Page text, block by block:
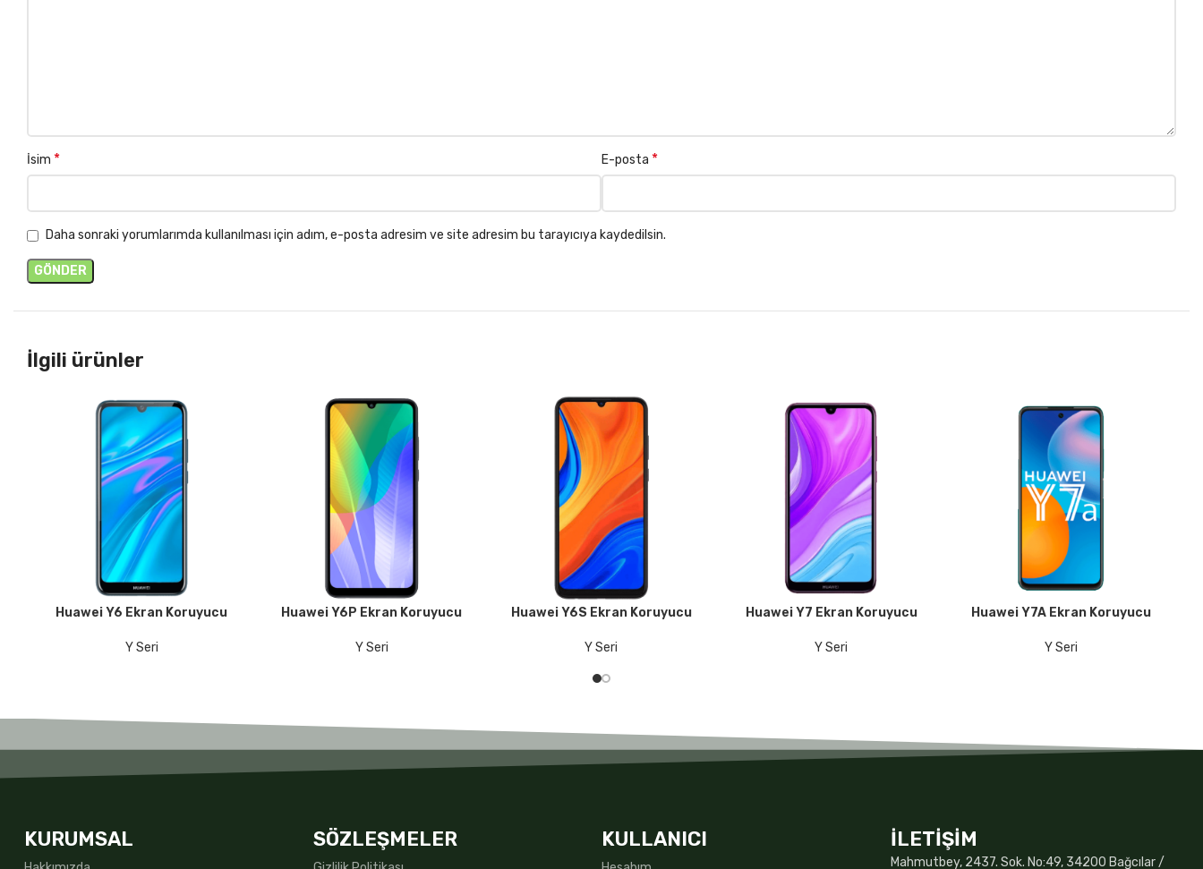
İsim * E-posta *
Daha sonraki yorumlarımda kullanılması için adım, e-posta adresim ve site adresim bu tarayıcıya kaydedilsin.
İlgili ürünler
DEVAMINI OKU
Huawei Y6 Ekran Koruyucu
Y Seri
DEVAMINI OKU
Huawei Y6P Ekran Koruyucu
Y Seri
DEVAMINI OKU
Huawei Y6S Ekran Koruyucu
Y Seri
DEVAMINI OKU
Huawei Y7 Ekran Koruyucu
Y Seri
DEVAMINI OKU
Huawei Y7A Ekran Koruyucu
Y Seri
KURUMSAL SÖZLEŞMELER KULLANICI İLETİŞİM
Mahmutbey, 2437. Sok. No:49, 34200 Bağcılar /